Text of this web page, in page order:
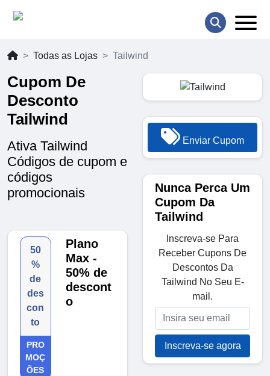
Todas as Lojas Tailwind
Cupom De
Desconto
Tailwind
Ativa Tailwind
Códigos de cupom e
códigos
promocionais
50
%
de
des
con
to
PRO
MOÇ
ÕES
Plano
Max -
50% de
descont
o
Enviar Cupom
Nunca Perca Um
Cupom Da
Tailwind
Inscreva-se Para
Receber Cupons De
Descontos Da
Tailwind No Seu E-
mail.
Inscreva-se agora